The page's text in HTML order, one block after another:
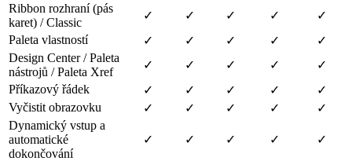
Ribbon rozhraní (pás
karet) / Classic
✓ ✓ ✓ ✓
✓
Paleta vlastností
✓ ✓ ✓ ✓
✓
Design Center / Paleta
nástrojů / Paleta Xref
✓ ✓ ✓ ✓
✓
Příkazový řádek
✓ ✓ ✓ ✓
✓
Vyčistit obrazovku
✓ ✓ ✓ ✓
✓
Dynamický vstup a
automatické
dokončování
✓ ✓ ✓ ✓ ✓